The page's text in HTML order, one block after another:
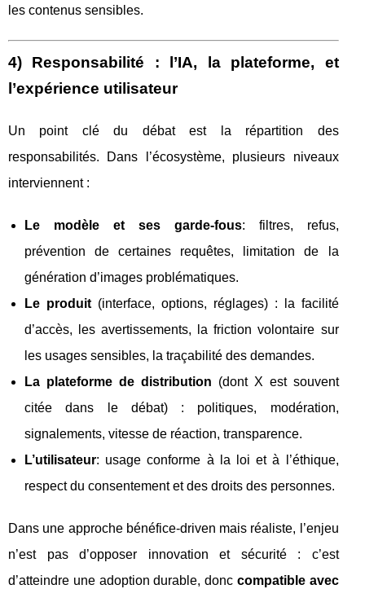
les contenus sensibles.
4) Responsabilité : l’IA, la plateforme, et
l’expérience utilisateur
Un point clé du débat est la répartition des
responsabilités. Dans l’écosystème, plusieurs niveaux
interviennent :
Le modèle et ses garde-fous: filtres, refus,
prévention de certaines requêtes, limitation de la
génération d’images problématiques.
Le produit(interface, options, réglages) : la facilité
d’accès, les avertissements, la friction volontaire sur
les usages sensibles, la traçabilité des demandes.
La plateforme de distribution (dont X est souvent
citée dans le débat) : politiques, modération,
signalements, vitesse de réaction, transparence.
L’utilisateur: usage conforme à la loi et à l’éthique,
respect du consentement et des droits des personnes.
Dans une approche bénéfice-driven mais réaliste, l’enjeu
n’est pas d’opposer innovation et sécurité : c’est
d’atteindre une adoption durable, donc compatible avec